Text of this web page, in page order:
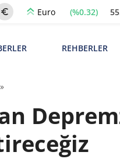
Euro (%0.32)
REHBERLER
»